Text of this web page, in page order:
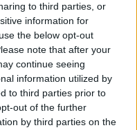
to third parties, or
information for
the below opt-out
note that after your
continue seeing
information utilized by
to third parties prior to
out of the further
by third parties on the